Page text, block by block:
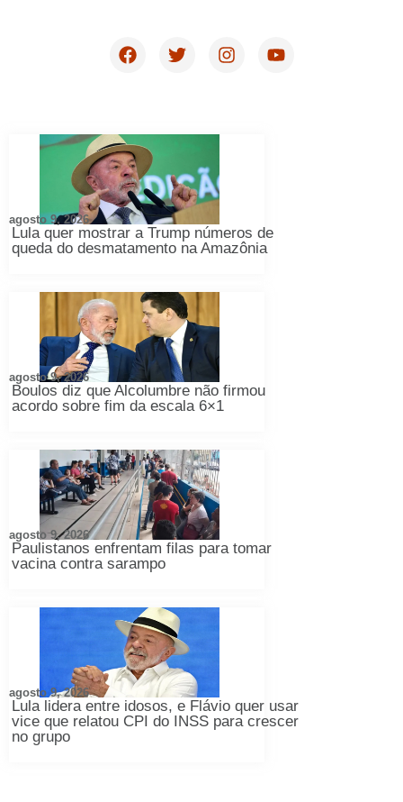
Lula quer mostrar a Trump números de
queda do desmatamento na Amazônia
agosto 9, 2026
Boulos diz que Alcolumbre não firmou
acordo sobre fim da escala 6×1
agosto 9, 2026
Paulistanos enfrentam filas para tomar
vacina contra sarampo
agosto 9, 2026
Lula lidera entre idosos, e Flávio quer usar
vice que relatou CPI do INSS para crescer
no grupo
agosto 9, 2026